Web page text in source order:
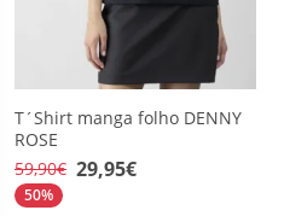
T´Shirt manga folho DENNY
ROSE
59,90€ 29,95€
50%